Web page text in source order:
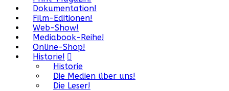
Dokumentation!
Film-Editionen!
Web-Show!
Mediabook-Reihe!
Online-Shop!
Historie!
Historie
Die Medien über uns!
Die Leser!